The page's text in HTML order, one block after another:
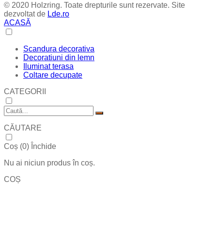
© 2020 Holzring. Toate drepturile sunt rezervate. Site
dezvoltat de Lde.ro
ACASĂ
Scandura decorativa
Decoratiuni din lemn
Iluminat terasa
Coltare decupate
CATEGORII
CĂUTARE
Coș (0) Închide
Nu ai niciun produs în coș.
COȘ